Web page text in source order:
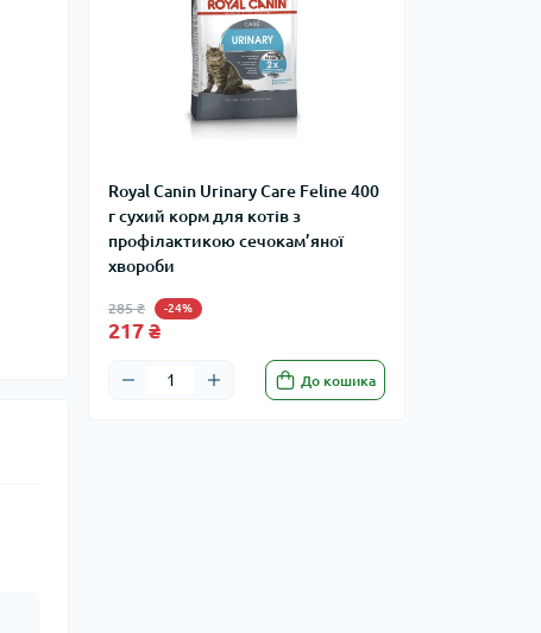
Royal Canin Urinary Care Feline 400
г сухий корм для котів з
профілактикою сечокам’яної
хвороби
285 ₴ -24%
217 ₴
До кошика